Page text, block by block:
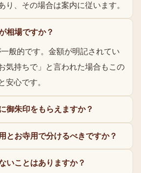
り、その場合は案内に従います。
相場ですか？
般的です。金額が明記されてい
気持ちで」と言われた場合もこの
安心です。
御朱印をもらえますか？
とお寺用で分けるべきですか？
いことはありますか？